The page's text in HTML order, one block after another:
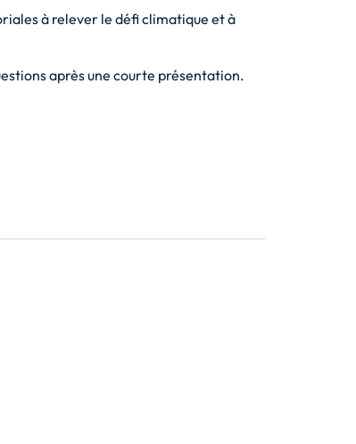
à relever le défi climatique et à
après une courte présentation.